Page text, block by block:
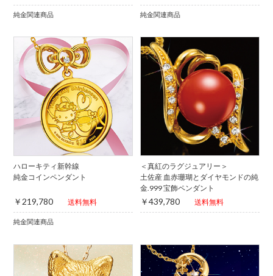
純金関連商品 純金関連商品
ハローキティ新幹線
純金コインペンダント
￥219,780 送料無料
純金関連商品
＜真紅のラグジュアリー＞
土佐産 血赤珊瑚とダイヤモンドの純
金.999 宝飾ペンダント
￥439,780 送料無料